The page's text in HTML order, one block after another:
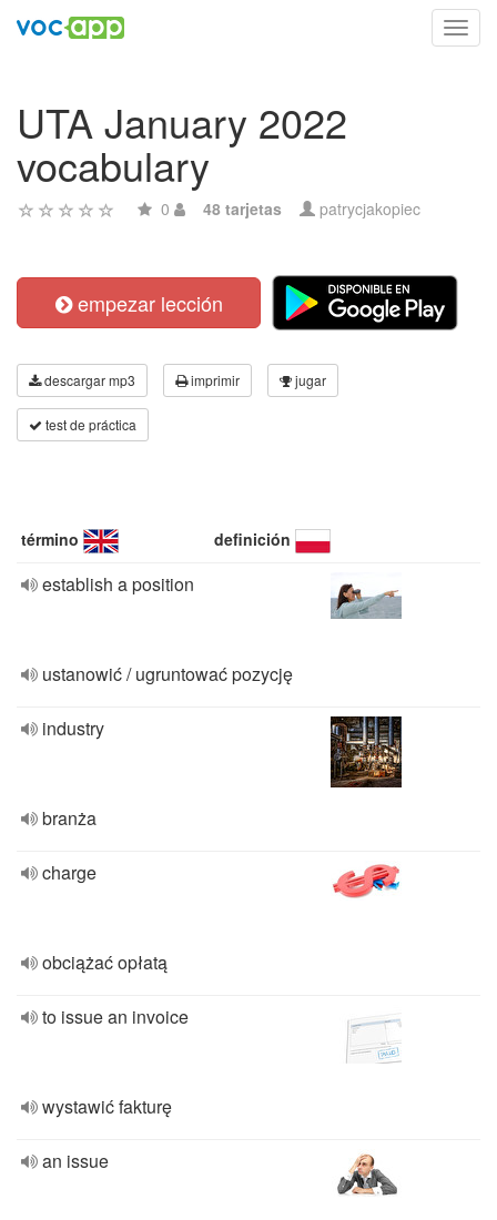
UTA January 2022
vocabulary
0 48 tarjetas patrycjakopiec
empezar lección
descargar mp3 imprimir jugar
test de práctica
término definición
establish a position
ustanowić / ugruntować pozycję
industry
branża
charge
obciążać opłatą
to issue an invoice
wystawić fakturę
an issue